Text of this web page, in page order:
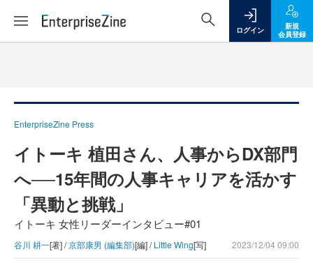
ログイン
新規
会員登録
EnterpriseZine Press
イトーキ 植田さん、人事からDX部門
へ──15年間の人事キャリアを活かす
「異動と挑戦」
イトーキ 女性リーダーインタビュー#01
谷川 耕一[著] /京部康男 (編集部)[編] /Little Wing[写] 2023/12/04 09:00